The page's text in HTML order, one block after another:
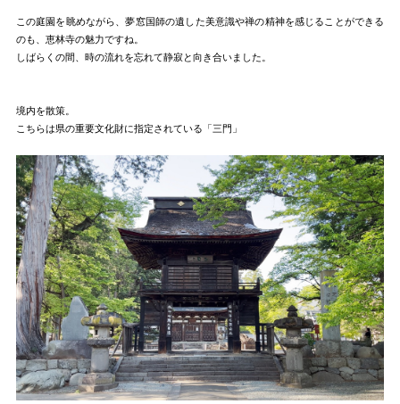
この庭園を眺めながら、夢窓国師の遺した美意識や禅の精神を感じることができる
のも、恵林寺の魅力ですね。
しばらくの間、時の流れを忘れて静寂と向き合いました。
境内を散策。
こちらは県の重要文化財に指定されている「三門」